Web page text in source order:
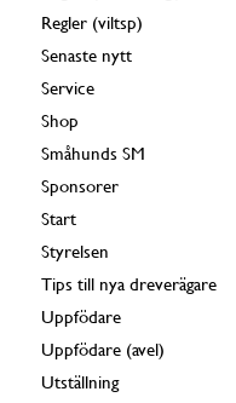
Regler (viltsp)
Senaste nytt
Service
Shop
Småhunds SM
Sponsorer
Start
Styrelsen
Tips till nya dreverägare
Uppfödare
Uppfödare (avel)
Utställning